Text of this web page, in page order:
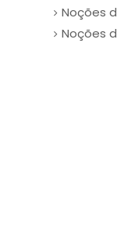
Noções
Noções